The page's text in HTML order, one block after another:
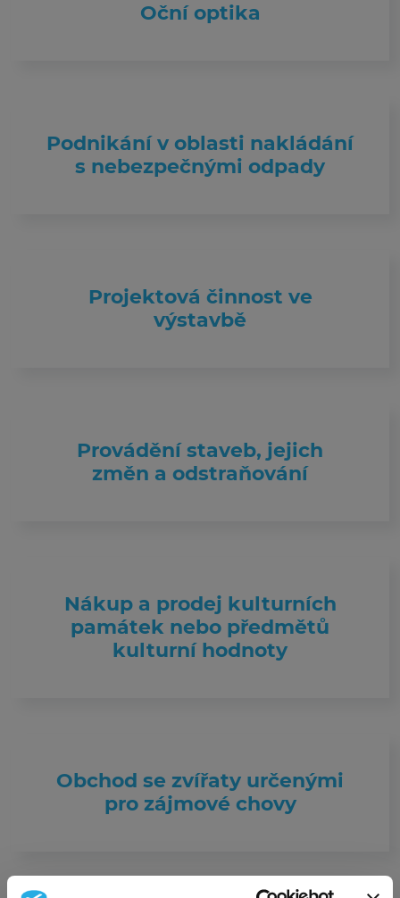
Oční optika
Podnikání v oblasti nakládání
s nebezpečnými odpady
Projektová činnost ve
výstavbě
Provádění staveb, jejich
změn a odstraňování
Nákup a prodej kulturních
památek nebo předmětů
kulturní hodnoty
Obchod se zvířaty určenými
pro zájmové chovy